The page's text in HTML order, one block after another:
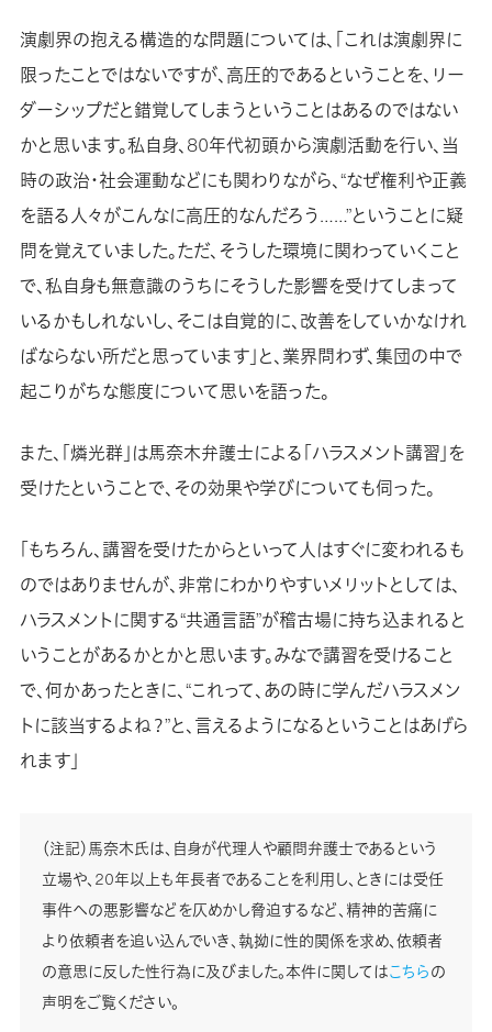
演劇界の抱える構造的な問題については、「これは演劇界に
限ったことではないですが、高圧的であるということを、リー
ダーシップだと錯覚してしまうということはあるのではない
かと思います。私自身、80年代初頭から演劇活動を行い、当
時の政治・社会運動などにも関わりながら、“なぜ権利や正義
を語る人々がこんなに高圧的なんだろう……”ということに疑
問を覚えていました。ただ、そうした環境に関わっていくこと
で、私自身も無意識のうちにそうした影響を受けてしまって
いるかもしれないし、そこは自覚的に、改善をしていかなけれ
ばならない所だと思っています」と、業界問わず、集団の中で
起こりがちな態度について思いを語った。
また、「燐光群」は馬奈木弁護士による「ハラスメント講習」を
受けたということで、その効果や学びについても伺った。
「もちろん、講習を受けたからといって人はすぐに変われるも
のではありませんが、非常にわかりやすいメリットとしては、
ハラスメントに関する“共通言語”が稽古場に持ち込まれると
いうことがあるかとかと思います。みなで講習を受けること
で、何かあったときに、“これって、あの時に学んだハラスメン
トに該当するよね？”と、言えるようになるということはあげら
れます」
（注記）馬奈木氏は、自身が代理人や顧問弁護士であるという
立場や、20年以上も年長者であることを利用し、ときには受任
事件への悪影響などを仄めかし脅迫するなど、精神的苦痛に
より依頼者を追い込んでいき、執拗に性的関係を求め、依頼者
の意思に反した性行為に及びました。本件に関してはこちらの
声明をご覧ください。